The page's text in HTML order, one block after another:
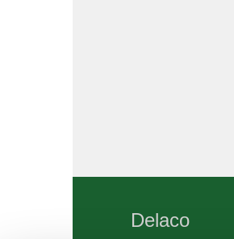
Delaco